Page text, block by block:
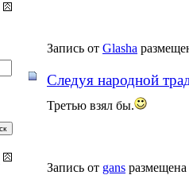
Запись от Glasha
Cледуя народной
Третью взял бы.
Запись от gans